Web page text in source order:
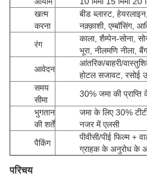
खत्म
करना
बीड ब्लास्ट,
नक़्क़ाशी, एम्बॉसिंग,
रंग
काला, शैम्पेन-सोना,
भूरा, नीलमणि नीला,
आवेदन
आंतरिक/बाहरी/
होटल सजावट, रसोई
समय
सीमा
30% जमा की
भुगतान
की शर्तें
जमा के लिए 30%
नजर में एलसी
पैकिंग
पीवीसी/पीई फिल्म +
ग्राहक के अनुरोध के
परिचय